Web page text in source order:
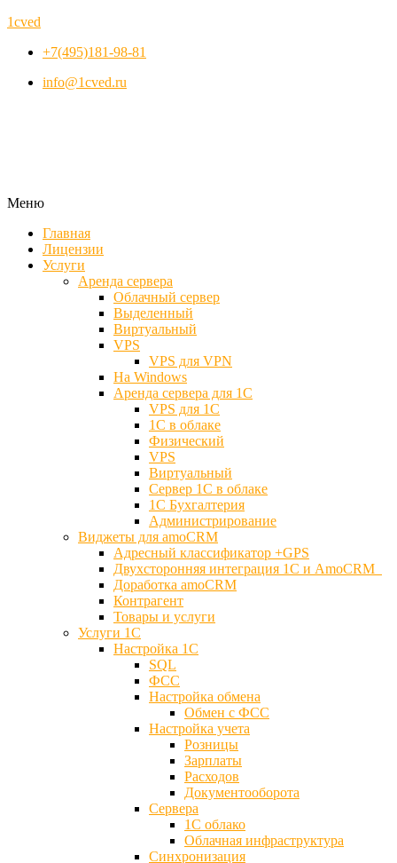
1cved
+7(495)181-98-81
info@1cved.ru
Меню
Главная
Лицензии
Услуги
Аренда сервера
Облачный сервер
Выделенный
Виртуальный
VPS
VPS для VPN
На Windows
Аренда сервера для 1С
VPS для 1С
1С в облаке
Физический
VPS
Виртуальный
Сервер 1С в облаке
1С Бухгалтерия
Администрирование
Виджеты для amoCRM
Адресный классификатор +GPS
Двухсторонняя интеграция 1С и AmoCRM
Доработка amoCRM
Контрагент
Товары и услуги
Услуги 1С
Настройка 1С
SQL
ФСС
Настройка обмена
Обмен с ФСС
Настройка учета
Розницы
Зарплаты
Расходов
Документооборота
Сервера
1С облако
Облачная инфраструктура
Синхронизация